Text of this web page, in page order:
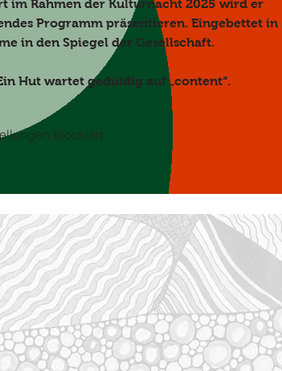
im Rahmen der Kulturnacht 2025 wird er
Programm präsentieren. Eingebettet in
in den Spiegel der Gesellschaft.
Hut wartet geduldig auf „content“.
blockiert.